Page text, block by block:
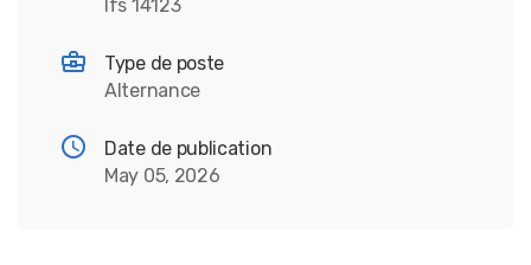
Ifs 14123
Type de poste
Alternance
Date de publication
May 05, 2026